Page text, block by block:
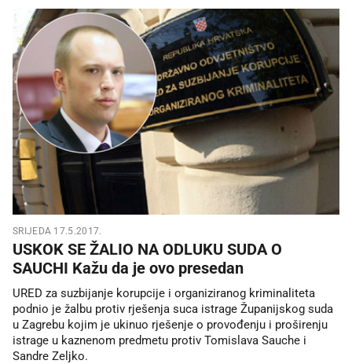
SRIJEDA 17.5.2017.
USKOK SE ŽALIO NA ODLUKU SUDA O
SAUCHI Kažu da je ovo presedan
URED za suzbijanje korupcije i organiziranog kriminaliteta
podnio je žalbu protiv rješenja suca istrage Županijskog suda
u Zagrebu kojim je ukinuo rješenje o provođenju i proširenju
istrage u kaznenom predmetu protiv Tomislava Sauche i
Sandre Zeljko.